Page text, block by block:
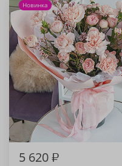
Новинка
5 620₽